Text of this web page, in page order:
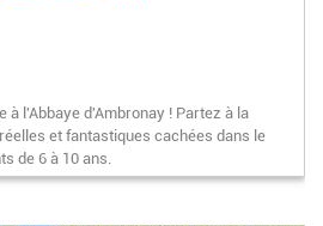
à l'Abbaye d'Ambronay ! Partez à la
et fantastiques cachées dans le
de 6 à 10 ans.